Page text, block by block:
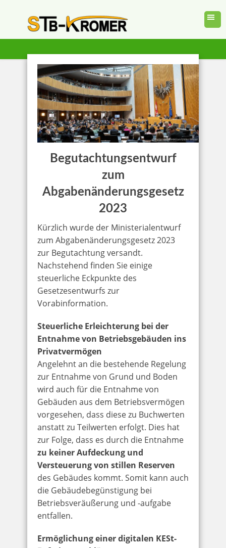
Begutachtungsentwurf
zum
Abgabenänderungsgesetz
2023
Kürzlich wurde der Ministerialentwurf
zum Abgabenänderungsgesetz 2023
zur Begutachtung versandt.
Nachstehend finden Sie einige
steuerliche Eckpunkte des
Gesetzesentwurfs zur
Vorabinformation.
Steuerliche Erleichterung bei der
Entnahme von Betriebsgebäuden ins
Privatvermögen
Angelehnt an die bestehende Regelung
zur Entnahme von Grund und Boden
wird auch für die Entnahme von
Gebäuden aus dem Betriebsvermögen
vorgesehen, dass diese zu Buchwerten
anstatt zu Teilwerten erfolgt. Dies hat
zur Folge, dass es durch die Entnahme
zu keiner Aufdeckung und
Versteuerung von stillen Reserven
des Gebäudes kommt. Somit kann auch
die Gebäudebegünstigung bei
Betriebsveräußerung und -aufgabe
entfallen.
Ermöglichung einer digitalen KESt-